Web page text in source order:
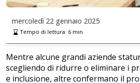
mercoledì 22 gennaio 2025
Tempo di lettura: 6min
Mentre alcune grandi aziende
scegliendo di ridurre o eliminare i
e inclusione, altre confermano il